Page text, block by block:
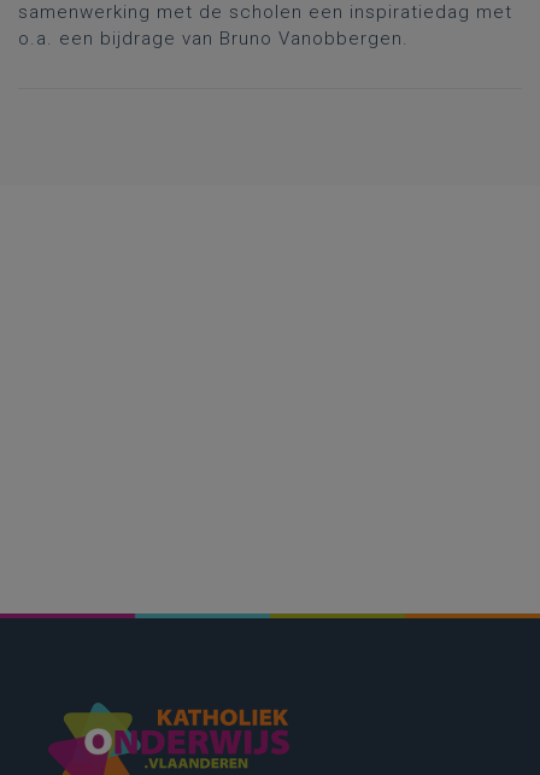
samenwerking met de scholen een inspiratiedag met
o.a. een bijdrage van Bruno Vanobbergen.